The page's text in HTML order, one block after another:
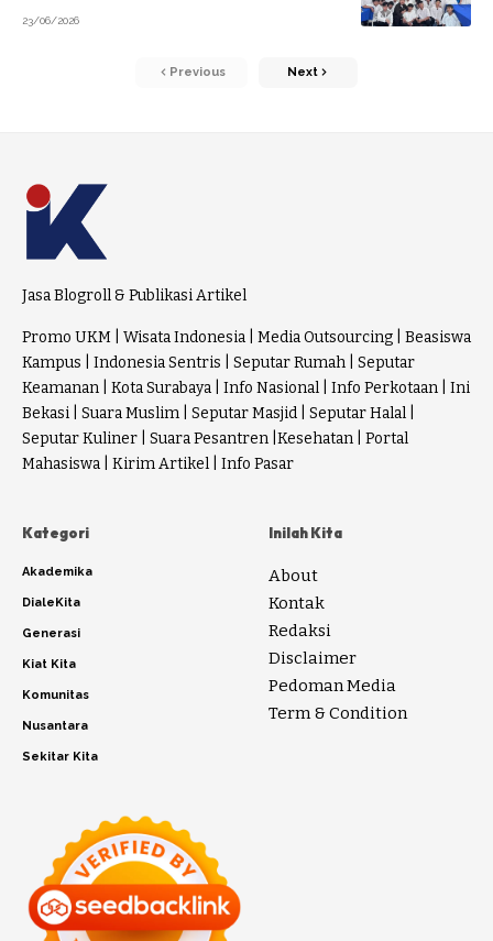
23/06/2026
Previous Next
Jasa Blogroll & Publikasi Artikel
Promo UKM Wisata Indonesia Media Outsourcing
Beasiswa
Kampus
Indonesia Sentris Seputar Rumah
Seputar
Keamanan
Kota Surabaya Info Nasional Info Perkotaan
Ini
Bekasi
Suara Muslim Seputar Masjid Seputar Halal
Seputar Kuliner
Suara Pesantren Kesehatan
Portal
Mahasiswa
Kirim Artikel Info Pasar
Kategori
Akademika
DialeKita
Generasi
Kiat Kita
Komunitas
Nusantara
Sekitar Kita
Inilah Kita
About
Kontak
Redaksi
Disclaimer
Pedoman Media
Term & Condition